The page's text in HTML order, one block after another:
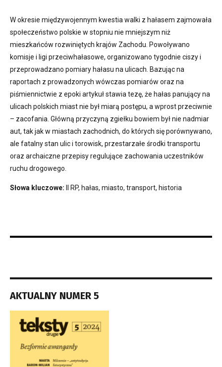
W okresie międzywojennym kwestia walki z hałasem zajmowała
społeczeństwo polskie w stopniu nie mniejszym niż
mieszkańców rozwiniętych krajów Zachodu. Powoływano
komisje i ligi przeciwhałasowe, organizowano tygodnie ciszy i
przeprowadzano pomiary hałasu na ulicach. Bazując na
raportach z prowadzonych wówczas pomiarów oraz na
piśmiennictwie z epoki artykuł stawia tezę, że hałas panujący na
ulicach polskich miast nie był miarą postępu, a wprost przeciwnie
– zacofania. Główną przyczyną zgiełku bowiem był nie nadmiar
aut, tak jak w miastach zachodnich, do których się porównywano,
ale fatalny stan ulic i torowisk, przestarzałe środki transportu
oraz archaiczne przepisy regulujące zachowania uczestników
ruchu drogowego.
Słowa kluczowe: II RP, hałas, miasto, transport, historia
AKTUALNY NUMER 5